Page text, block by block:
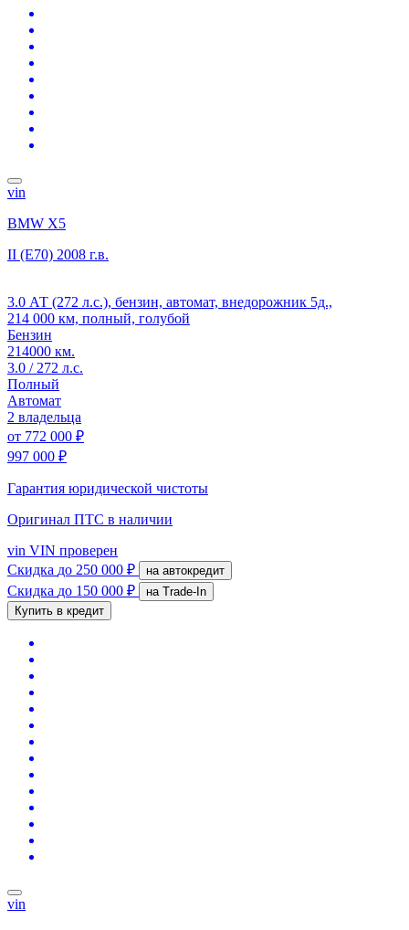
vin
BMW X5
II (E70) 2008 г.в.
3.0 АТ (272 л.с.), бензин, автомат, внедорожник 5д.,
214 000 км, полный, голубой
Бензин
214000 км.
3.0 / 272 л.с.
Полный
Автомат
2 владельца
от 772 000 ₽
997 000 ₽
Гарантия юридической чистоты
Оригинал ПТС в наличии
vin VIN проверен
Скидка до 250 000 ₽ на автокредит
Скидка до 150 000 ₽
на Trade-In
Купить в кредит
vin